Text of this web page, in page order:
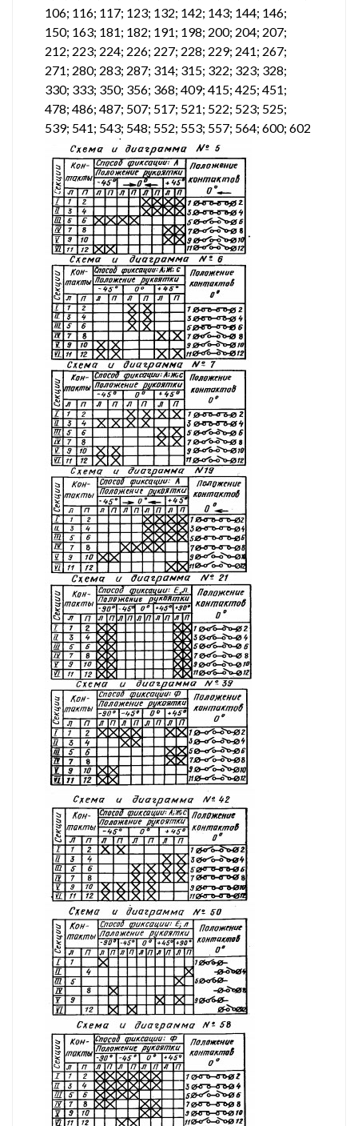
106; 116; 117; 123; 132; 142; 143; 144; 146;
150; 163; 181; 182; 191; 198; 200; 204; 207;
212; 223; 224; 226; 227; 228; 229; 241; 267;
271; 280; 283; 287; 314; 315; 322; 323; 328;
330; 333; 350; 356; 368; 409; 415; 425; 451;
478; 486; 487; 507; 517; 521; 522; 523; 525;
539; 541; 543; 548; 552; 553; 557; 564; 600; 602